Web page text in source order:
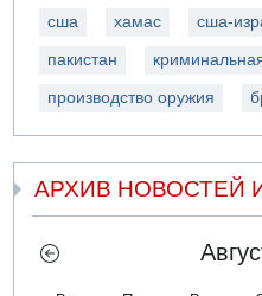
сша хамас сша-
пакистан
производство оружия
АРХИВ НОВОСТЕЙ